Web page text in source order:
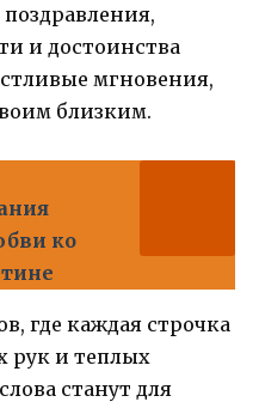
и достоинства
мгновения,
близким.
ко
где каждая строчка
рук и теплых
станут для